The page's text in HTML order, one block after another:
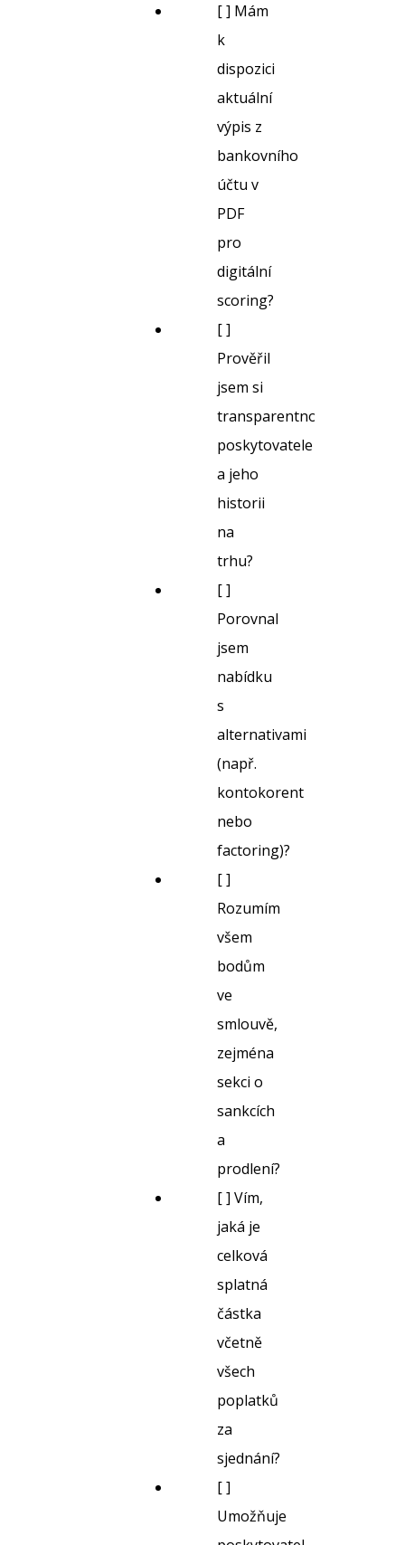
[ ] Mám
k
dispozici
aktuální
výpis z
bankovního
účtu v
PDF
pro
digitální
scoring?
[ ]
Prověřil
jsem si
transparentnost
poskytovatele
a jeho
historii
na
trhu?
[ ]
Porovnal
jsem
nabídku
s
alternativami
(např.
kontokorent
nebo
factoring)?
[ ]
Rozumím
všem
bodům
ve
smlouvě,
zejména
sekci o
sankcích
a
prodlení?
[ ] Vím,
jaká je
celková
splatná
částka
včetně
všech
poplatků
za
sjednání?
[ ]
Umožňuje